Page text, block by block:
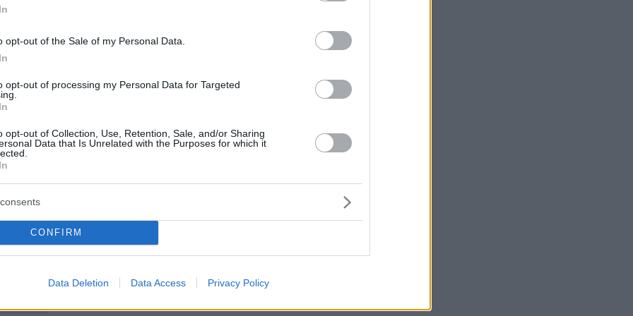
opt-out of the Sale of my Personal Data.
opt-out of processing my Personal Data for Targeted
opt-out of Collection, Use, Retention, Sale, and/or Sharing
Data that Is Unrelated with the Purposes for which it
CONFIRM
Data Deletion Data Access Privacy Policy
θέση του Ντιέγκο Γκαρσία τοποθετεί το Ιράν σε
και επιτρέπει την εκτέλεση αποστολών
μακράς εμβέλειας όλο το 24ωρο, όπως η
B-2 Spirit. Κατά συνέπεια, υψηλόβαθμα
Τραμπ φοβούνται ότι η παράδοση
υδάτων στον Μαυρίκιο, σύμμαχο της Κίνας,
δρόμο για κατασκοπεία από τη θάλασσα.
Βρετανίας
αρχικά προγραμματίσει να παραχωρήσει τα
για να ανακτήσει τη μίσθωση της
βάσης